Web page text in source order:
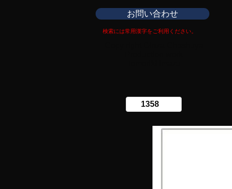
お問い合わせ
検索には常用漢字をご利用ください。